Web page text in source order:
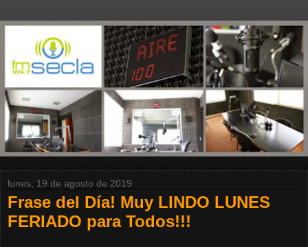
lunes, 19 de agosto de 2019
Frase del Día! Muy LINDO LUNES
FERIADO para Todos!!!